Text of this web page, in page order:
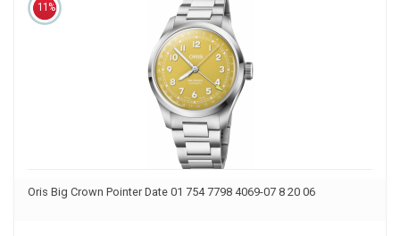
11%
Oris Big Crown Pointer Date 01 754 7798 4069-07 8 20 06